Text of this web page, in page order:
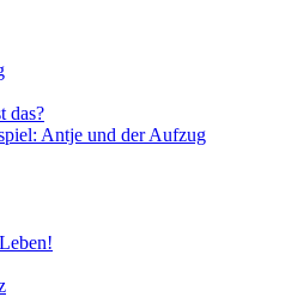
das?
Antje und der Aufzug